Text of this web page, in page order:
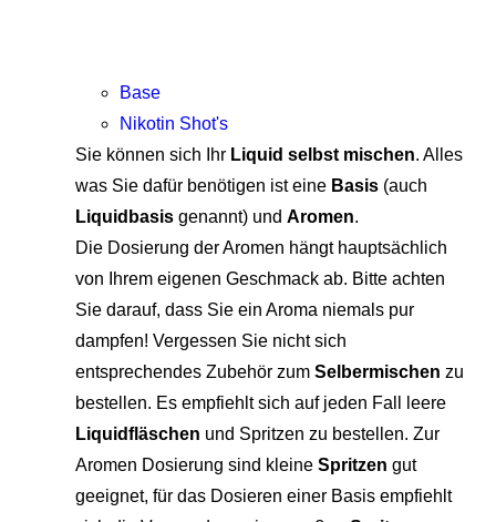
Base
Nikotin Shot's
Sie können sich Ihr Liquid selbst mischen. Alles
was Sie dafür benötigen ist eine Basis (auch
Liquidbasis genannt) und Aromen.
Die Dosierung der Aromen hängt hauptsächlich
von Ihrem eigenen Geschmack ab. Bitte achten
Sie darauf, dass Sie ein Aroma niemals pur
dampfen! Vergessen Sie nicht sich
entsprechendes Zubehör zum Selbermischen zu
bestellen. Es empfiehlt sich auf jeden Fall leere
Liquidfläschen und Spritzen zu bestellen. Zur
Aromen Dosierung sind kleine Spritzen gut
geeignet, für das Dosieren einer Basis empfiehlt